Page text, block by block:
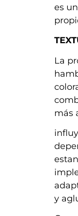
es
La
más
y